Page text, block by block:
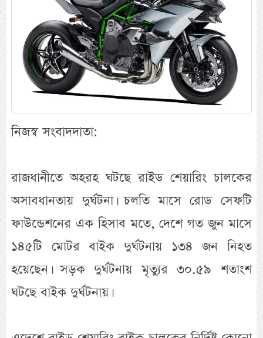
নিজস্ব সংবাদদাতা:
রাজধানীতে অহরহ ঘটছে রাইড শেয়ারিং চালকের
অসাবধানতায় দুর্ঘটনা। চলতি মাসে রোড সেফটি
ফাউন্ডেশনের এক হিসাব মতে, দেশে গত জুন মাসে
১৪৫টি মোটর বাইক দুর্ঘটনায় ১৩৪ জন নিহত
হয়েছেন। সড়ক দুর্ঘটনায় মৃত্যুর ৩০.৫৯ শতাংশ
ঘটছে বাইক দুর্ঘটনায়।